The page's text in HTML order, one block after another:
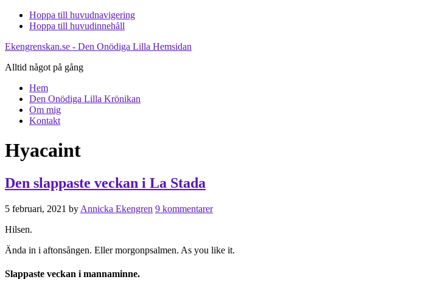
Hoppa till huvudnavigering
Hoppa till huvudinnehåll
Ekengrenskan.se - Den Onödiga Lilla Hemsidan
Alltid något på gång
Hem
Den Onödiga Lilla Krönikan
Om mig
Kontakt
Hyacaint
Den slappaste veckan i La Stada
5 februari, 2021 by Annicka Ekengren 9 kommentarer
Hilsen.
Ända in i aftonsången. Eller morgonpsalmen. As you like it.
Slappaste veckan i mannaminne.